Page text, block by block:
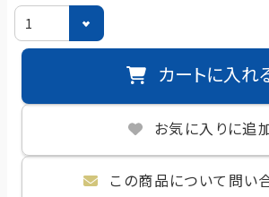
カートに入れ
お気に入りに追
この商品について問い